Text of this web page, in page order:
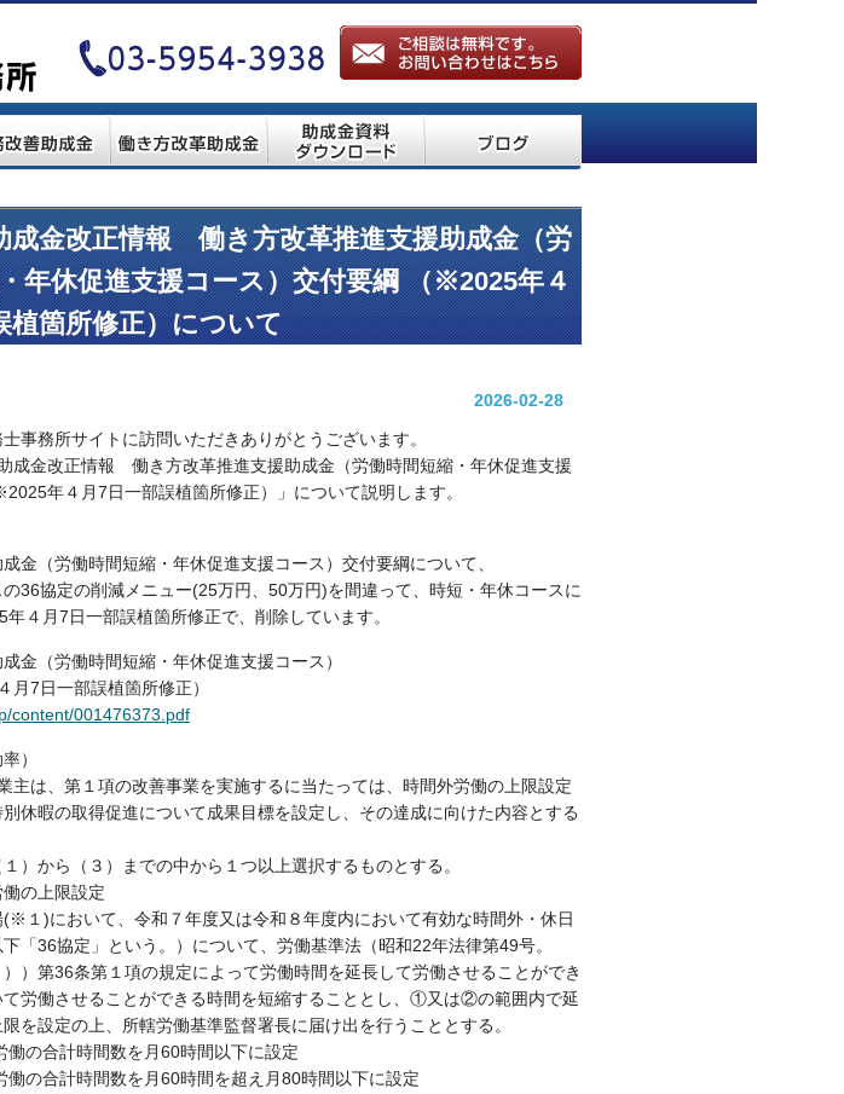
成金改正情報 働き方改革推進支援助成金（労
年休促進支援コース）交付要綱 （※2025年４
植箇所修正）について
2026-02-28
事務所サイトに訪問いただきありがとうございます。
成金改正情報 働き方改革推進支援助成金（労働時間短縮・年休促進支援
年４月7日一部誤植箇所修正）」について説明します。
金（労働時間短縮・年休促進支援コース）交付要綱について、
36協定の削減メニュー(25万円、50万円)を間違って、時短・年休コースに
４月7日一部誤植箇所修正で、削除しています。
金（労働時間短縮・年休促進支援コース）
7日一部誤植箇所修正）
content/001476373.pdf
）
主は、第１項の改善事業を実施するに当たっては、時間外労働の上限設定
休暇の取得促進について成果目標を設定し、その達成に向けた内容とする
）から（３）までの中から１つ以上選択するものとする。
働の上限設定
１)において、令和７年度又は令和８年度内において有効な時間外・休日
「36協定」という。）について、労働基準法（昭和22年法律第49号。
））第36条第１項の規定によって労働時間を延長して労働させることができ
て労働させることができる時間を短縮することとし、①又は②の範囲内で延
を設定の上、所轄労働基準監督署長に届け出を行うこととする。
の合計時間数を月60時間以下に設定
の合計時間数を月60時間を超え月80時間以下に設定